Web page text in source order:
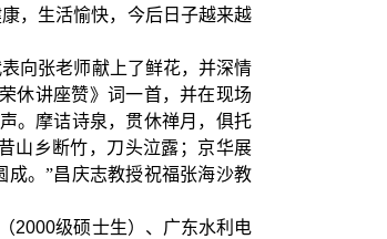
，生活愉快，今后日子越来越
向张老师献上了鲜花，并深情
休讲座赞》词一首，并在现场
。摩诘诗泉，贯休禅月，俱托
山乡断竹，刀头泣露；京华展
。”昌庆志教授祝福张海沙教
2000级硕士生）、广东水利电